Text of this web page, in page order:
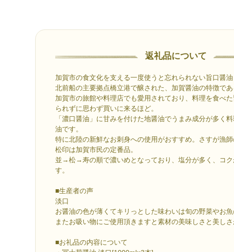
返礼品について
加賀市の食文化を支える一度使うと忘れられない旨口醤油
北前船の主要拠点橋立港で醸された、加賀醤油の特徴であ
加賀市の旅館や料理店でも愛用されており、料理を食べ
られずに思わず買いに来るほど。
「濃口醤油」に甘みを付けた地醤油でうまみ成分が多く
油です。
特に北陸の新鮮なお刺身への使用がおすすめ。さすが漁
松印は加賀市民の定番品。
並→松→寿の順で濃いめとなっており、塩分が多く、コク
す。
■生産者の声
淡口
お醤油の色が薄くてキリっとした味わいは旬の野菜やお
またお吸い物にご使用頂きますと素材の美味しさと美しさ
■お礼品の内容について